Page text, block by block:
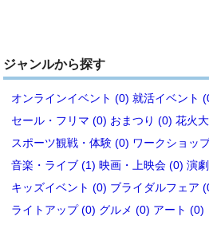
ジャンルから探す
オンラインイベント (0) 就活イベント
セール・フリマ (0) おまつり (0) 花火
スポーツ観戦・体験 (0) ワークショッ
音楽・ライブ (1) 映画・上映会 (0) 演
キッズイベント (0) ブライダルフェア
ライトアップ (0) グルメ (0) アート (0)